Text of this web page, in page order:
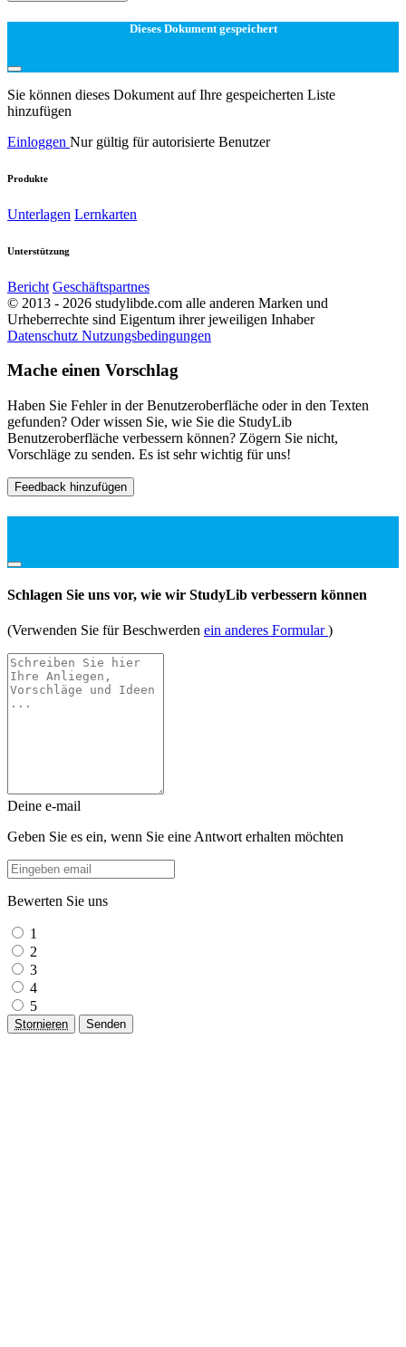
Dieses Dokument gespeichert
Sie können dieses Dokument auf Ihre gespeicherten Liste
hinzufügen
Einloggen Nur gültig für autorisierte Benutzer
Produkte
Unterlagen Lernkarten
Unterstützung
Bericht Geschäftspartnes
© 2013 - 2026 studylibde.com alle anderen Marken und
Urheberrechte sind Eigentum ihrer jeweiligen Inhaber
Datenschutz Nutzungsbedingungen
Mache einen Vorschlag
Haben Sie Fehler in der Benutzeroberfläche oder in den Texten
gefunden? Oder wissen Sie, wie Sie die StudyLib
Benutzeroberfläche verbessern können? Zögern Sie nicht,
Vorschläge zu senden. Es ist sehr wichtig für uns!
Feedback hinzufügen
Schlagen Sie uns vor, wie wir StudyLib verbessern können
(Verwenden Sie für Beschwerden ein anderes Formular)
Deine e-mail
Geben Sie es ein, wenn Sie eine Antwort erhalten möchten
Bewerten Sie uns
1
2
3
4
5
Stornieren Senden